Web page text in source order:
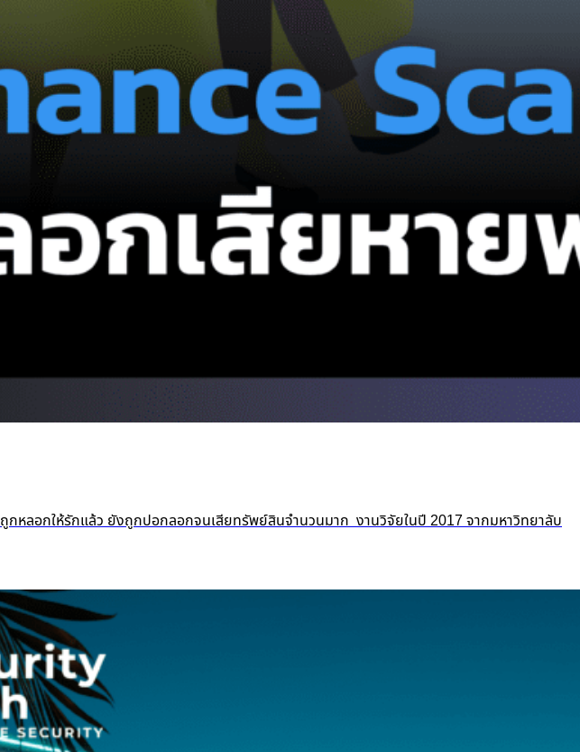
ถูกหลอกให้รักแล้ว ยังถูกปอกลอกจนเสียทรัพย์สินจำนวนมาก งานวิจัยในปี 2017 จากมหาวิทยาลับ